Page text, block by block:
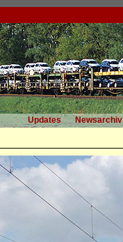
Updates Newsarchiv